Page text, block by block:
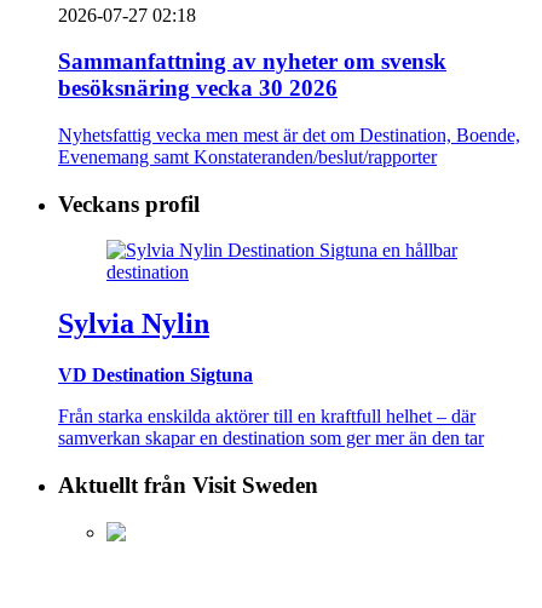
2026-07-27 02:18
Sammanfattning av nyheter om svensk
besöksnäring vecka 30 2026
Nyhetsfattig vecka men mest är det om Destination, Boende,
Evenemang samt Konstateranden/beslut/rapporter
Veckans profil
Sylvia Nylin
VD Destination Sigtuna
Från starka enskilda aktörer till en kraftfull helhet – där
samverkan skapar en destination som ger mer än den tar
Aktuellt från Visit Sweden